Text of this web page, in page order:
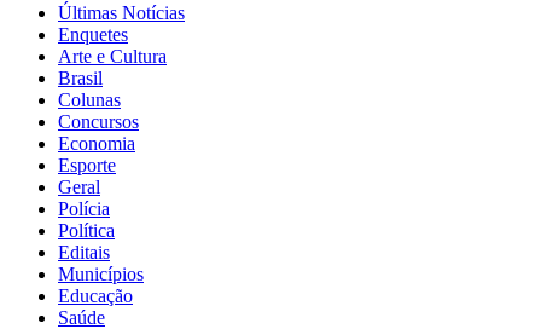
Últimas Notícias
Enquetes
Arte e Cultura
Brasil
Colunas
Concursos
Economia
Esporte
Geral
Polícia
Política
Editais
Municípios
Educação
Saúde